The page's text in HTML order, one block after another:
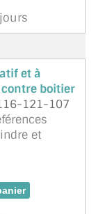
et à
boitier
121-107
et
massive
une
son